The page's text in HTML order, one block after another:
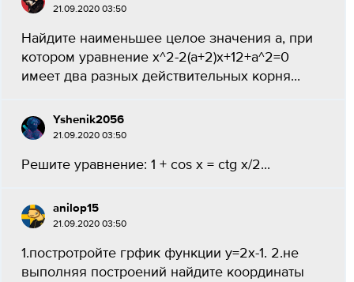
21.09.2020 03:50
Найдите наименьшее целое значения а, при
котором уравнение x^2-2(a+2)x+12+a^2=0
имеет два разных действительных корня...
Yshenik2056
21.09.2020 03:50
Решите уравнение: 1 + cos x = ctg x/2...
anilop15
21.09.2020 03:50
1.постротройте грфик функции y=2х-1. 2.не
выполняя построений найдите координаты